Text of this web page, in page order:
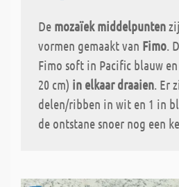
De mozaïek middelpunten
vormen gemaakt van Fimo.
Fimo soft in Pacific blauw
20 cm) in elkaar draaien. Er
delen/ribben in wit en 1 in
de ontstane snoer nog een